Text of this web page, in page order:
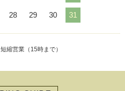
28 29 30 31
短縮営業（15時まで）